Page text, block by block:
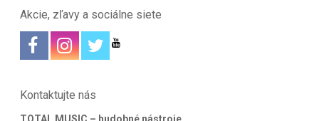
Akcie, zľavy a sociálne siete
Kontaktujte nás
TOTAL MUSIC – hudobné nástroje